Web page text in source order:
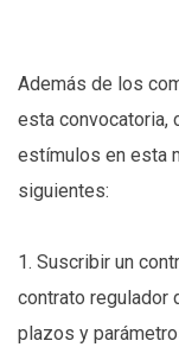
Además de los
esta convocatoria,
estímulos en esta
siguientes:
1. Suscribir un
contrato regulador
plazos y